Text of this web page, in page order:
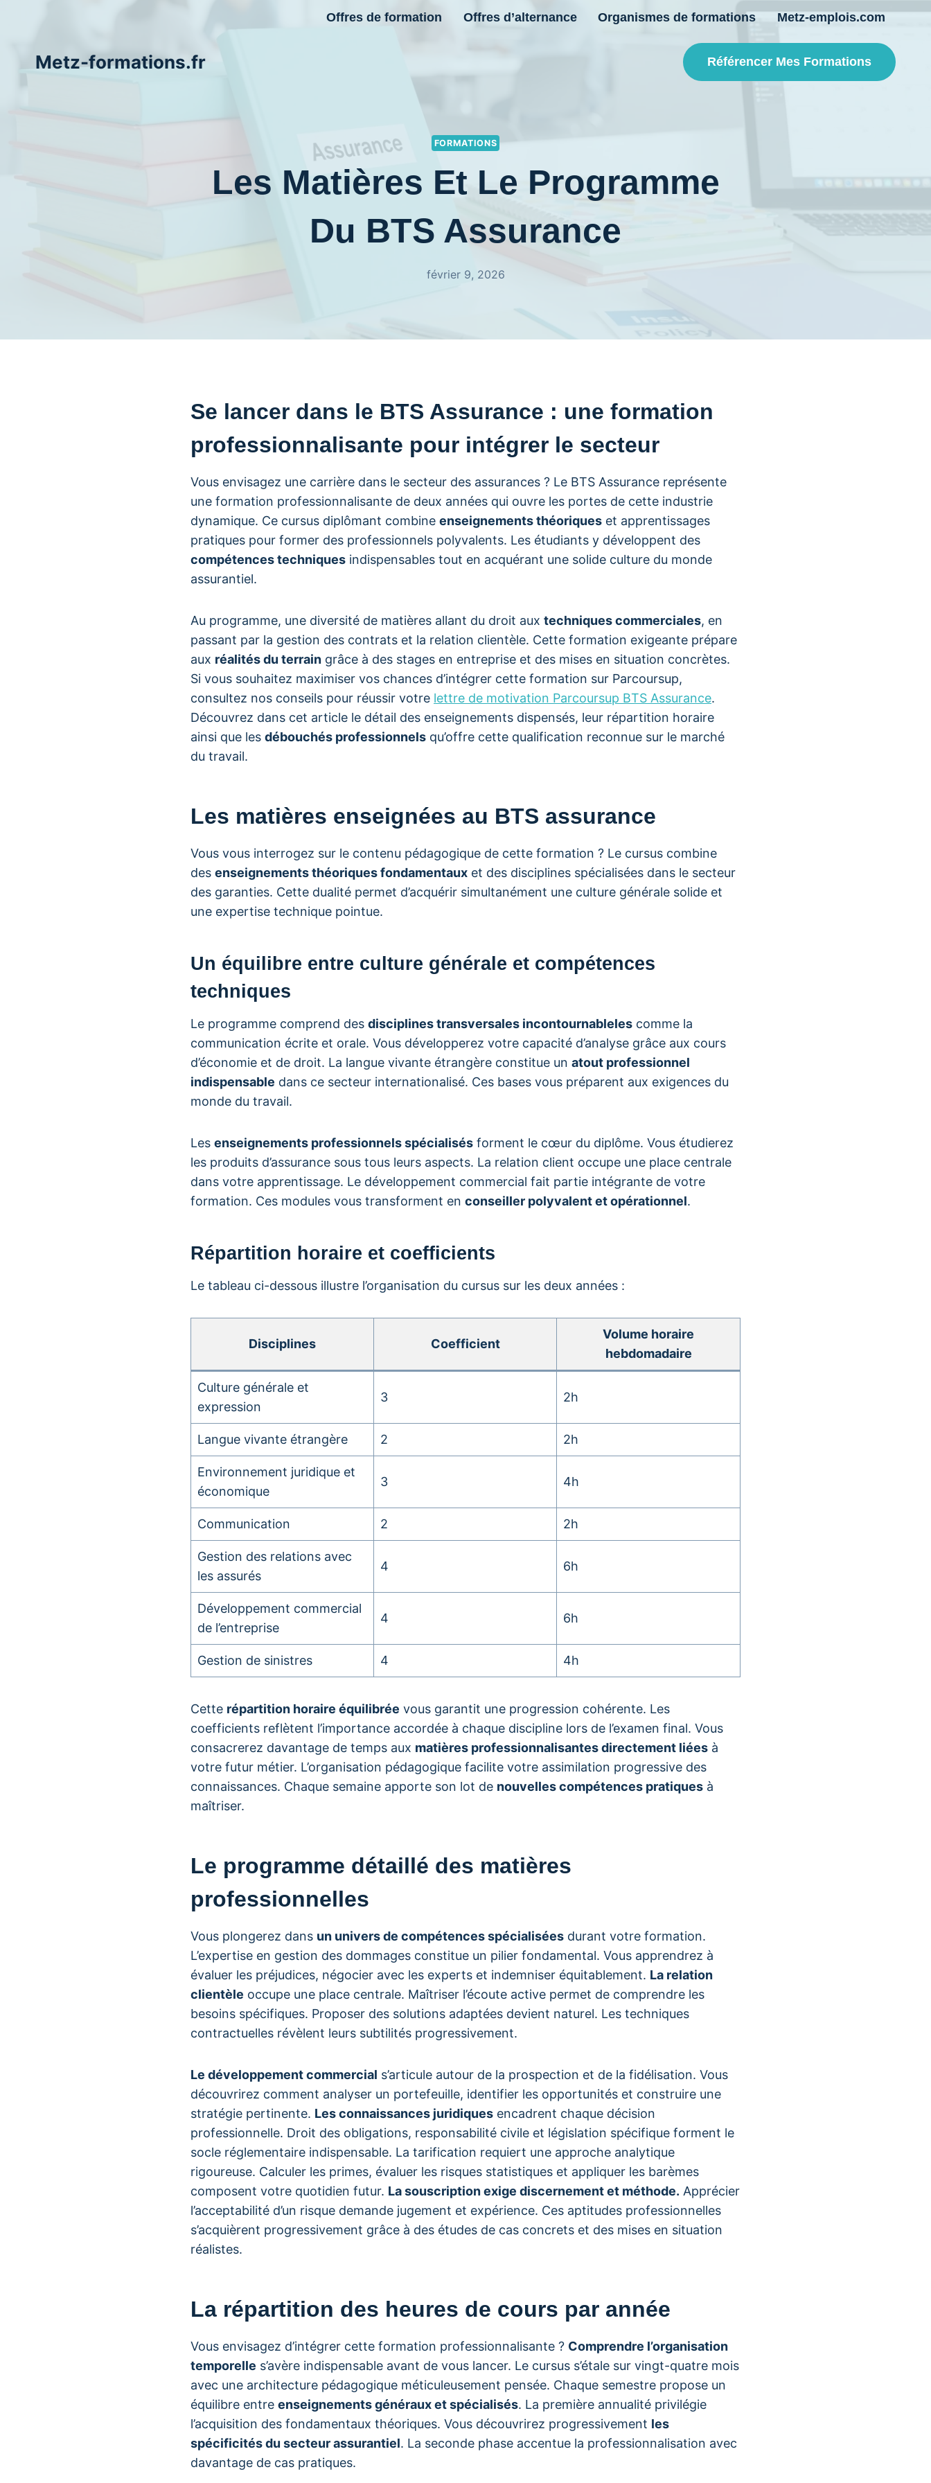
Offres de formation Offres d’alternance Organismes de formations Metz-emplois.com
Metz-formations.fr Référencer Mes Formations
FORMATIONS
Les Matières Et Le Programme
Du BTS Assurance
février 9, 2026
Se lancer dans le BTS Assurance : une formation
professionnalisante pour intégrer le secteur
Vous envisagez une carrière dans le secteur des assurances ? Le BTS Assurance représente
une formation professionnalisante de deux années qui ouvre les portes de cette industrie
dynamique. Ce cursus diplômant combine enseignements théoriques et apprentissages
pratiques pour former des professionnels polyvalents. Les étudiants y développent des
compétences techniques indispensables tout en acquérant une solide culture du monde
assurantiel.
Au programme, une diversité de matières allant du droit aux techniques commerciales, en
passant par la gestion des contrats et la relation clientèle. Cette formation exigeante prépare
aux réalités du terrain grâce à des stages en entreprise et des mises en situation concrètes.
Si vous souhaitez maximiser vos chances d’intégrer cette formation sur Parcoursup,
consultez nos conseils pour réussir votre lettre de motivation Parcoursup BTS Assurance.
Découvrez dans cet article le détail des enseignements dispensés, leur répartition horaire
ainsi que les débouchés professionnels qu’offre cette qualification reconnue sur le marché
du travail.
Les matières enseignées au BTS assurance
Vous vous interrogez sur le contenu pédagogique de cette formation ? Le cursus combine
des enseignements théoriques fondamentaux et des disciplines spécialisées dans le secteur
des garanties. Cette dualité permet d’acquérir simultanément une culture générale solide et
une expertise technique pointue.
Un équilibre entre culture générale et compétences
techniques
Le programme comprend des disciplines transversales incontournableles comme la
communication écrite et orale. Vous développerez votre capacité d’analyse grâce aux cours
d’économie et de droit. La langue vivante étrangère constitue un atout professionnel
indispensable dans ce secteur internationalisé. Ces bases vous préparent aux exigences du
monde du travail.
Les enseignements professionnels spécialisés forment le cœur du diplôme. Vous étudierez
les produits d’assurance sous tous leurs aspects. La relation client occupe une place centrale
dans votre apprentissage. Le développement commercial fait partie intégrante de votre
formation. Ces modules vous transforment en conseiller polyvalent et opérationnel.
Répartition horaire et coefficients
Le tableau ci-dessous illustre l’organisation du cursus sur les deux années :
Disciplines Coefficient
Volume horaire
hebdomadaire
Culture générale et
expression
3 2h
Langue vivante étrangère 2 2h
Environnement juridique et
économique
3 4h
Communication 2 2h
Gestion des relations avec
les assurés
4 6h
Développement commercial
de l’entreprise
4 6h
Gestion de sinistres 4 4h
Cette répartition horaire équilibrée vous garantit une progression cohérente. Les
coefficients reflètent l’importance accordée à chaque discipline lors de l’examen final. Vous
consacrerez davantage de temps aux matières professionnalisantes directement liées à
votre futur métier. L’organisation pédagogique facilite votre assimilation progressive des
connaissances. Chaque semaine apporte son lot de nouvelles compétences pratiques à
maîtriser.
Le programme détaillé des matières
professionnelles
Vous plongerez dans un univers de compétences spécialisées durant votre formation.
L’expertise en gestion des dommages constitue un pilier fondamental. Vous apprendrez à
évaluer les préjudices, négocier avec les experts et indemniser équitablement. La relation
clientèle occupe une place centrale. Maîtriser l’écoute active permet de comprendre les
besoins spécifiques. Proposer des solutions adaptées devient naturel. Les techniques
contractuelles révèlent leurs subtilités progressivement.
Le développement commercial s’articule autour de la prospection et de la fidélisation. Vous
découvrirez comment analyser un portefeuille, identifier les opportunités et construire une
stratégie pertinente. Les connaissances juridiques encadrent chaque décision
professionnelle. Droit des obligations, responsabilité civile et législation spécifique forment le
socle réglementaire indispensable. La tarification requiert une approche analytique
rigoureuse. Calculer les primes, évaluer les risques statistiques et appliquer les barèmes
composent votre quotidien futur. La souscription exige discernement et méthode. Apprécier
l’acceptabilité d’un risque demande jugement et expérience. Ces aptitudes professionnelles
s’acquièrent progressivement grâce à des études de cas concrets et des mises en situation
réalistes.
La répartition des heures de cours par année
Vous envisagez d’intégrer cette formation professionnalisante ? Comprendre l’organisation
temporelle s’avère indispensable avant de vous lancer. Le cursus s’étale sur vingt-quatre mois
avec une architecture pédagogique méticuleusement pensée. Chaque semestre propose un
équilibre entre enseignements généraux et spécialisés. La première annualité privilégie
l’acquisition des fondamentaux théoriques. Vous découvrirez progressivement les
spécificités du secteur assurantiel. La seconde phase accentue la professionnalisation avec
davantage de cas pratiques.